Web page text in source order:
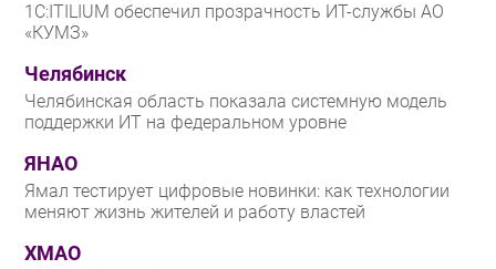
1С:ITILIUM обеспечил прозрачность ИТ-службы АО
«КУМЗ»
Челябинск
Челябинская область показала системную модель
поддержки ИТ на федеральном уровне
ЯНАО
Ямал тестирует цифровые новинки: как технологии
меняют жизнь жителей и работу властей
ХМАО